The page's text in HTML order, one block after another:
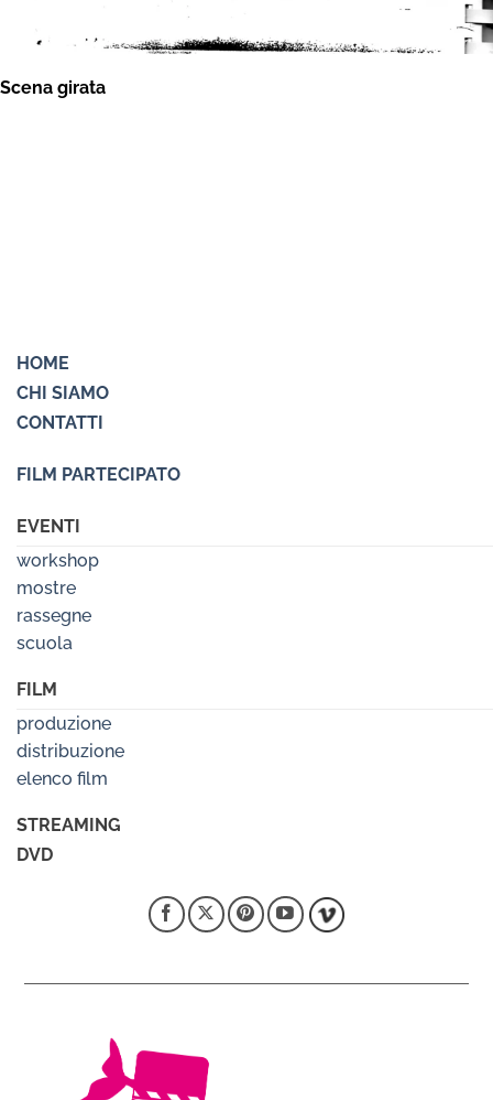
Scena girata
HOME
CHI SIAMO
CONTATTI
FILM PARTECIPATO
EVENTI
workshop
mostre
rassegne
scuola
FILM
produzione
distribuzione
elenco film
STREAMING
DVD